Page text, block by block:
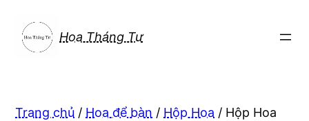
phần
Hoa Tháng Tư
Trang chủ / Hoa để bàn / Hộp Hoa / Hộp Hoa